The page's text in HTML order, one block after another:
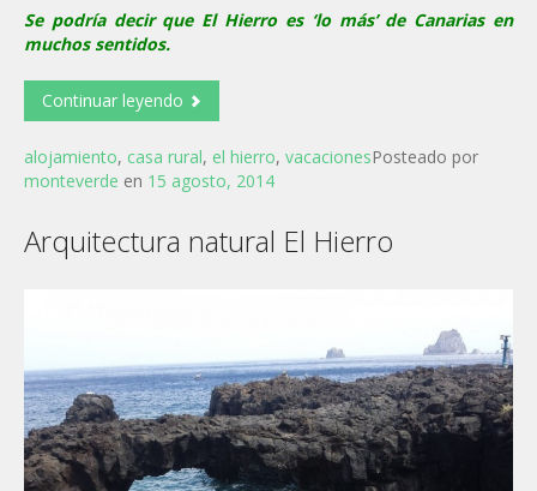
Se podría decir que El Hierro es ‘lo más’ de Canarias en
muchos sentidos.
Continuar leyendo
alojamiento, casa rural, el hierro, vacacionesPosteado por
monteverde en 15 agosto, 2014
Arquitectura natural El Hierro